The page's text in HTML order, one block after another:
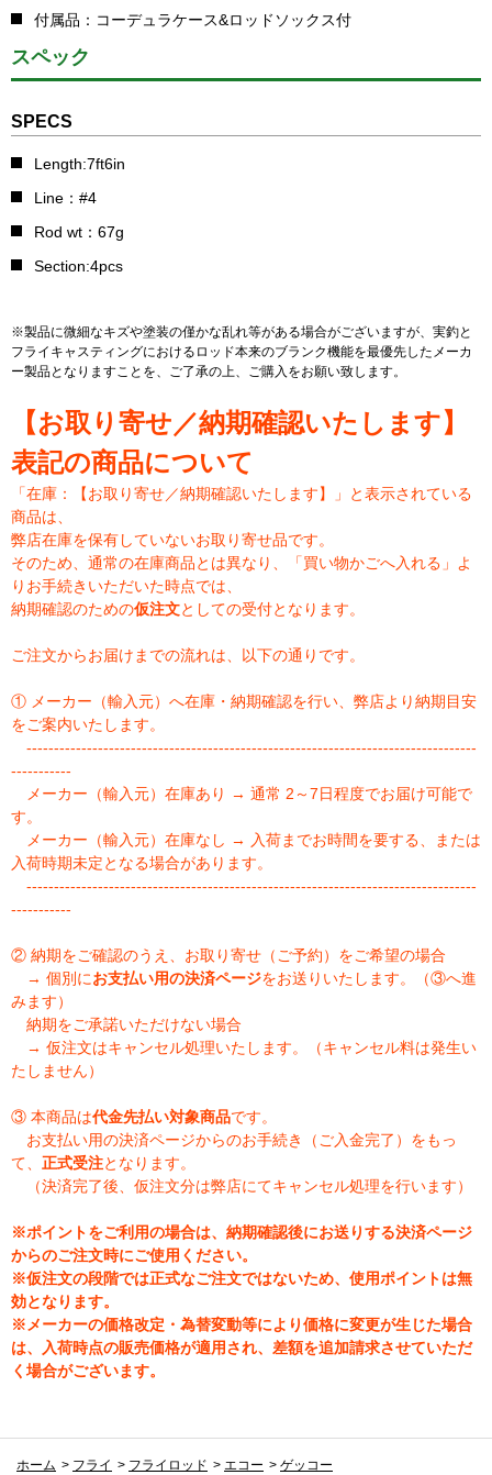
付属品：コーデュラケース&ロッドソックス付
スペック
SPECS
Length:7ft6in
Line：#4
Rod wt：67g
Section:4pcs
※製品に微細なキズや塗装の僅かな乱れ等がある場合がございますが、実釣と
フライキャスティングにおけるロッド本来のブランク機能を最優先したメーカ
ー製品となりますことを、ご了承の上、ご購入をお願い致します。
【お取り寄せ／納期確認いたします】
表記の商品について
「在庫：【お取り寄せ／納期確認いたします】」と表示されている
商品は、
弊店在庫を保有していないお取り寄せ品です。
そのため、通常の在庫商品とは異なり、「買い物かごへ入れる」よ
りお手続きいただいた時点では、
納期確認のための仮注文としての受付となります。
ご注文からお届けまでの流れは、以下の通りです。
① メーカー（輸入元）へ在庫・納期確認を行い、弊店より納期目安
をご案内いたします。
----------------------------------------------------------------------------------
-----------
メーカー（輸入元）在庫あり → 通常 2～7日程度でお届け可能で
す。
メーカー（輸入元）在庫なし → 入荷までお時間を要する、または
入荷時期未定となる場合があります。
----------------------------------------------------------------------------------
-----------
② 納期をご確認のうえ、お取り寄せ（ご予約）をご希望の場合
→ 個別にお支払い用の決済ページをお送りいたします。（③へ進
みます）
納期をご承諾いただけない場合
→ 仮注文はキャンセル処理いたします。（キャンセル料は発生い
たしません）
③ 本商品は代金先払い対象商品です。
お支払い用の決済ページからのお手続き（ご入金完了）をもっ
て、 正式受注となります。
（決済完了後、仮注文分は弊店にてキャンセル処理を行います）
※ポイントをご利用の場合は、納期確認後にお送りする決済ページ
からのご注文時にご使用ください。
※仮注文の段階では正式なご注文ではないため、使用ポイントは無
効となります。
※メーカーの価格改定・為替変動等により価格に変更が生じた場合
は、入荷時点の販売価格が適用され、差額を追加請求させていただ
く場合がございます。
ホーム > フライ > フライロッド > エコー > ゲッコー